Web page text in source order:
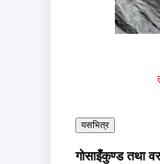
यसभित्र
गोसाइँकुण्ड तथा